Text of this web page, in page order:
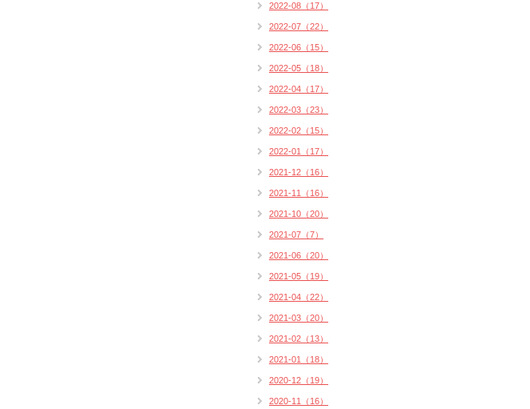
2022-08（17）
2022-07（22）
2022-06（15）
2022-05（18）
2022-04（17）
2022-03（23）
2022-02（15）
2022-01（17）
2021-12（16）
2021-11（16）
2021-10（20）
2021-07（7）
2021-06（20）
2021-05（19）
2021-04（22）
2021-03（20）
2021-02（13）
2021-01（18）
2020-12（19）
2020-11（16）